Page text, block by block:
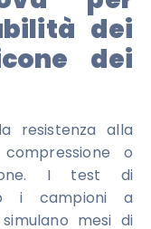
dei
dei
resistenza alla
o
I test di
i campioni a
mesi di